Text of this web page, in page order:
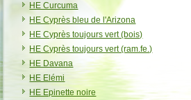
HE Curcuma
HE Cyprès bleu de l'Arizona
HE Cyprès toujours vert (bois)
HE Cyprès toujours vert (ram.fe.)
HE Davana
HE Elémi
HE Epinette noire